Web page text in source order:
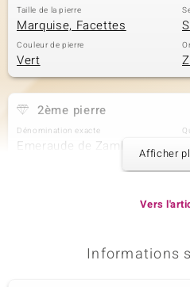
Taille de la pierre
Marquise, Facettes
Couleur de pierre
Vert
2ème pierre
Dénomination exacte
Emeraude de Zambie Afficher
Vers
Informations